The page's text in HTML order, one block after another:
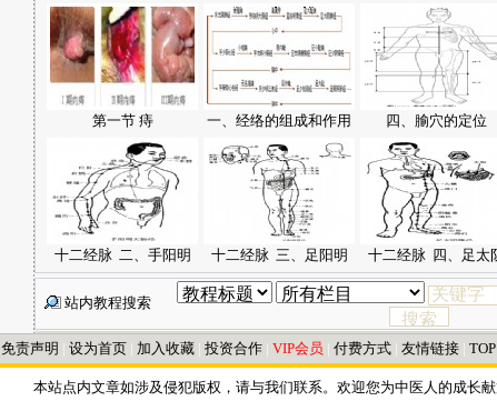
第一节 痔 一、经络的组成和作用 四、腧穴的定位
十二经脉 二、手阳明 十二经脉 三、足阳明 十二经脉 四、足太
站内教程搜索
免责声明 | 设为首页 | 加入收藏 | 投资合作 | VIP会员 | 付费方式 | 友情链接 | TOP
本站点内文章如涉及侵犯版权，请与我们联系。欢迎您为中医人的成长